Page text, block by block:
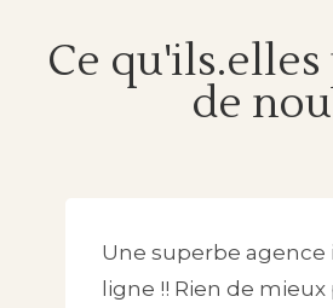
Ce
de
Une superbe agence
ligne !! Rien de mieux